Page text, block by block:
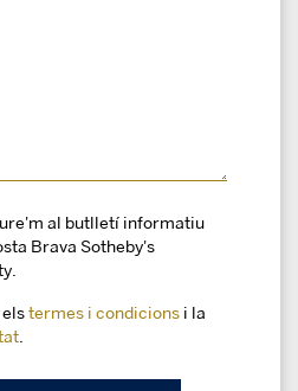
al butlletí informatiu
Brava Sotheby's
els termes i condicions i la